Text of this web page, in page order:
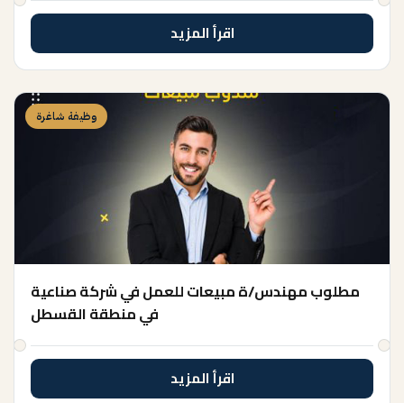
اقرأ المزيد
وظيفة شاغرة
مطلوب مهندس/ة مبيعات للعمل في شركة صناعية
في منطقة القسطل
اقرأ المزيد